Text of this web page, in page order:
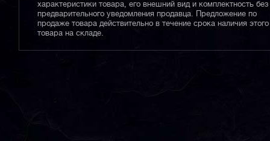
характеристики товара, его внешний вид и комплектность без
предварительного уведомления продавца. Предложение по
продаже товара действительно в течение срока наличия этого
товара на складе.